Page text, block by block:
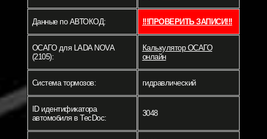
Данные по АВТОКОД: !!!ПРОВЕРИТЬ ЗАПИСИ!!!
ОСАГО для LADA NOVA
(2105):
Калькулятор ОСАГО
онлайн
Система тормозов: гидравлический
ID идентификатора
автомобиля в TecDoc:
3048